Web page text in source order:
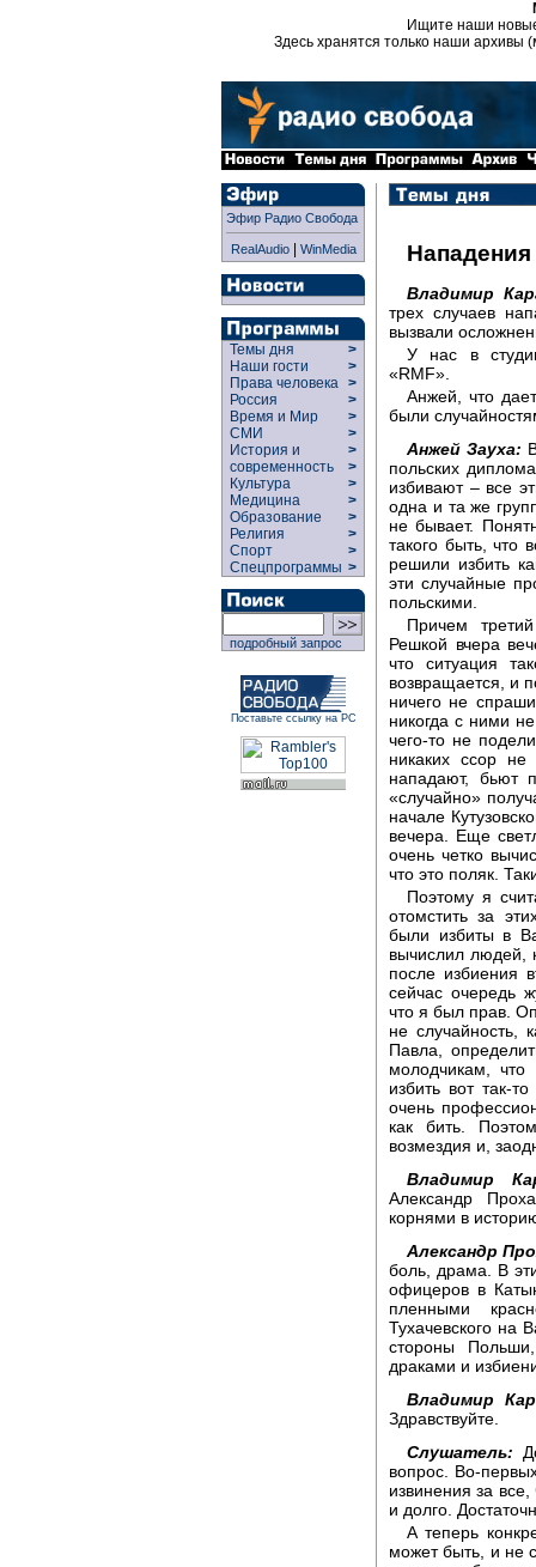
Ищите наши
Здесь хранятся только наши архивы
Эфир Радио Свобода
RealAudio| WinMedia
Темы дня
>
Наши гости
>
Права человека >
Россия
>
Время и Мир
>
СМИ
>
История и
современность
>
>
Культура
>
Медицина
>
Образование
>
Религия
>
Спорт
>
Спецпрограммы >
подробный запрос
Поставьте ссылку на РС
Владимир
трех случаев
вызвали
У нас в
«RMF».
Анжей, что
были
Анжей Зауха:
польских
избивают – все
одна и та же
не бывает.
такого быть, что
решили избить
эти случайные
польскими.
Причем
Решкой вчера
что ситуация
возвращается, и
ничего не
никогда с ними
чего-то не
никаких ссор
нападают, бьют
«случайно»
начале
вечера. Еще
очень четко
что это поляк.
Поэтому я
отомстить за
были избиты в
вычислил людей,
после избиения
сейчас очередь
что я был прав.
не случайность,
Павла,
молодчикам, что
избить вот так-
очень
как бить.
возмездия и,
Владимир
Александр
корнями в
Александр
боль, драма. В
офицеров в
пленными
Тухачевского на
стороны
драками и
Владимир
Здравствуйте.
Слушатель:
вопрос. Во-
извинения за
и долго.
А теперь
может быть, и не